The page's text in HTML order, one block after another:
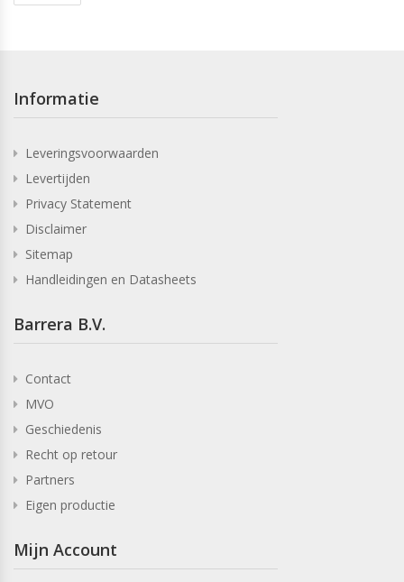
Informatie
Leveringsvoorwaarden
Levertijden
Privacy Statement
Disclaimer
Sitemap
Handleidingen en Datasheets
Barrera B.V.
Contact
MVO
Geschiedenis
Recht op retour
Partners
Eigen productie
Mijn Account